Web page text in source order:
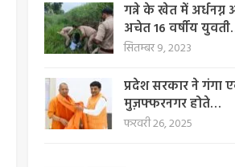
गन्ने के खेत में अर्धनग्न
अचेत 16 वर्षीय
सितम्बर 9, 2023
प्रदेश सरकार ने गंगा
मुज़फ्फरनगर होते…
फरवरी 26, 2025